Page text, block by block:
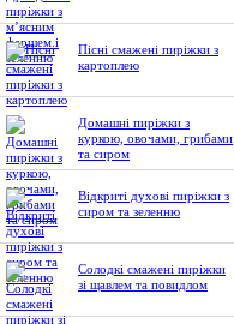
Пісні смажені пиріжки з
картоплею
Домашні пиріжки з
куркою, овочами, грибами
та сиром
Відкриті духові пиріжки з
сиром та зеленню
Солодкі смажені пиріжки
зі щавлем та повидлом